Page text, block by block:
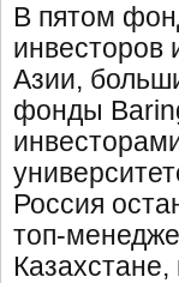
В пятом
инвесторов
Азии,
фонды
Россия
топ-